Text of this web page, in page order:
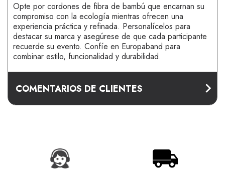
Opte por cordones de fibra de bambú que encarnan su
compromiso con la ecología mientras ofrecen una
experiencia práctica y refinada. Personalícelos para
destacar su marca y asegúrese de que cada participante
recuerde su evento. Confíe en Europaband para
combinar estilo, funcionalidad y durabilidad.
COMENTARIOS DE CLIENTES